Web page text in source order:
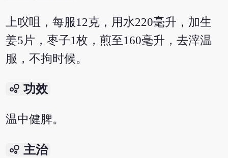
上㕮咀，每服12克，用水220毫升，加生
姜5片，枣子1枚，煎至160毫升，去滓温
服，不拘时候。
bubble_chart 功效
温中健脾。
bubble_chart 主治